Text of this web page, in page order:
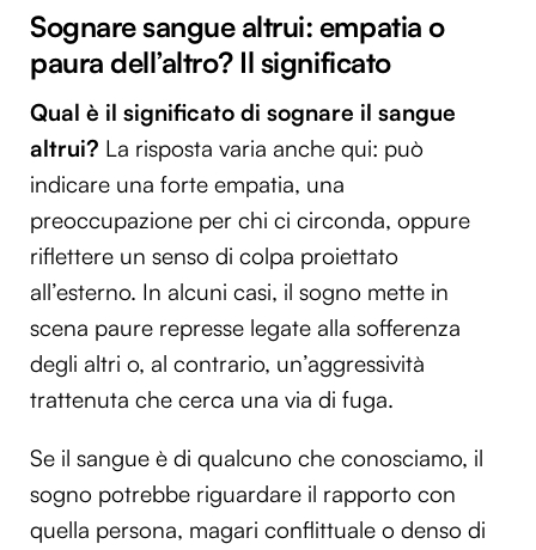
Sognare sangue altrui: empatia o
paura dell’altro? Il significato
Qual è il significato di sognare il sangue
altrui? La risposta varia anche qui: può
indicare una forte empatia, una
preoccupazione per chi ci circonda, oppure
riflettere un senso di colpa proiettato
all’esterno. In alcuni casi, il sogno mette in
scena paure represse legate alla sofferenza
degli altri o, al contrario, un’aggressività
trattenuta che cerca una via di fuga.
Se il sangue è di qualcuno che conosciamo, il
sogno potrebbe riguardare il rapporto con
quella persona, magari conflittuale o denso di